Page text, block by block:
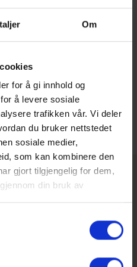
Om
for å gi innhold og
å levere sosiale
trafikken vår. Vi deler
du bruker nettstedet
sosiale medier,
som kan kombinere den
gjort tilgjengelig for dem,
din bruk av
i Europa
det mulig for